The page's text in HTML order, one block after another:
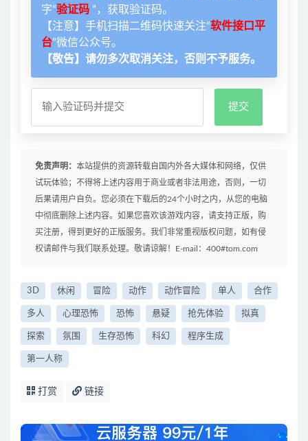
字“验证码 ”，获取验证码。
【注意】手机扫描二维码快速关注“软件接口平
台”微信公众号。
【敬告】请勿多次取消关注，否则不予服务。
免责声明： 本站提供的资源转载自国内外各大媒体和网络，仅供
试玩体验；不得将上述内容用于商业或者非法用途，否则，一切
后果请用户自负。您必须在下载后的24个小时之内，从您的电脑
中彻底删除上述内容。如果您喜欢该游戏内容，请支持正版，购
买注册，得到更好的正版服务。我们非常重视版权问题，如有侵
权请邮件与我们联系处理。敬请谅解！E-mail：400#tom.com
3D 休闲 冒险 动作 动作冒险 单人 合作
多人 心理恐怖 恐怖 悬疑 抢先体验 拟真
探索 氛围 生存恐怖 科幻 程序生成
第一人称
打赏 链接